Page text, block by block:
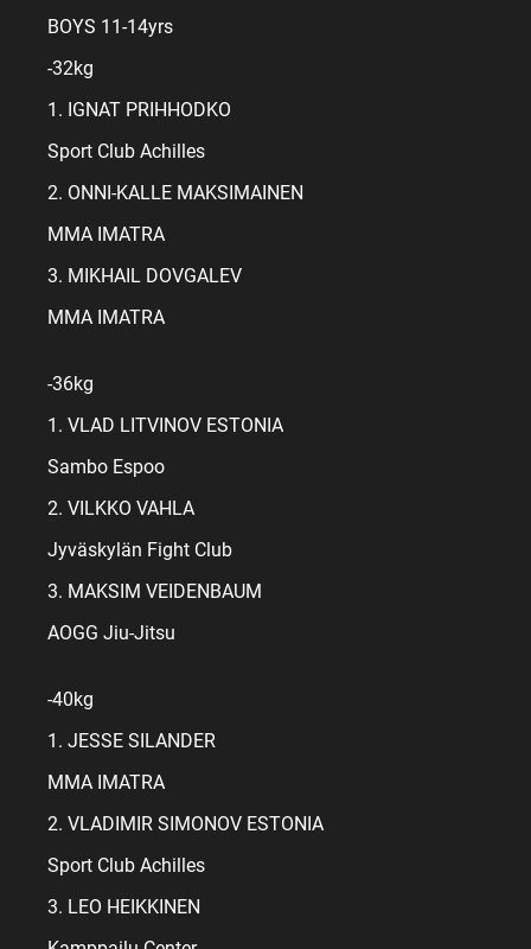
BOYS 11-14yrs
-32kg
1. IGNAT PRIHHODKO
Sport Club Achilles
2. ONNI-KALLE MAKSIMAINEN
MMA IMATRA
3. MIKHAIL DOVGALEV
MMA IMATRA
-36kg
1. VLAD LITVINOV ESTONIA
Sambo Espoo
2. VILKKO VAHLA
Jyväskylän Fight Club
3. MAKSIM VEIDENBAUM
AOGG Jiu-Jitsu
-40kg
1. JESSE SILANDER
MMA IMATRA
2. VLADIMIR SIMONOV ESTONIA
Sport Club Achilles
3. LEO HEIKKINEN